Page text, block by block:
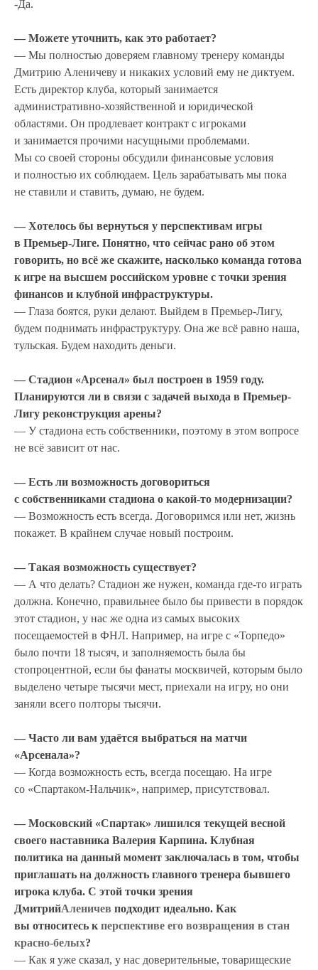
-Да.
— Можете уточнить, как это работает?
— Мы полностью доверяем главному тренеру команды
Дмитрию Аленичеву и никаких условий ему не диктуем.
Есть директор клуба, который занимается
административно-хозяйственной и юридической
областями. Он продлевает контракт с игроками
и занимается прочими насущными проблемами.
Мы со своей стороны обсудили финансовые условия
и полностью их соблюдаем. Цель зарабатывать мы пока
не ставили и ставить, думаю, не будем.
— Хотелось бы вернуться у перспективам игры
в Премьер-Лиге. Понятно, что сейчас рано об этом
говорить, но всё же скажите, насколько команда готова
к игре на высшем российском уровне с точки зрения
финансов и клубной инфраструктуры.
— Глаза боятся, руки делают. Выйдем в Премьер-Лигу,
будем поднимать инфраструктуру. Она же всё равно наша,
тульская. Будем находить деньги.
— Стадион «Арсенал» был построен в 1959 году.
Планируются ли в связи с задачей выхода в Премьер-
Лигу реконструкция арены?
— У стадиона есть собственники, поэтому в этом вопросе
не всё зависит от нас.
— Есть ли возможность договориться
с собственниками стадиона о какой-то модернизации?
— Возможность есть всегда. Договоримся или нет, жизнь
покажет. В крайнем случае новый построим.
— Такая возможность существует?
— А что делать? Стадион же нужен, команда где-то играть
должна. Конечно, правильнее было бы привести в порядок
этот стадион, у нас же одна из самых высоких
посещаемостей в ФНЛ. Например, на игре с «Торпедо»
было почти 18 тысяч, и заполняемость была бы
стопроцентной, если бы фанаты москвичей, которым было
выделено четыре тысячи мест, приехали на игру, но они
заняли всего полторы тысячи.
— Часто ли вам удаётся выбраться на матчи
«Арсенала»?
— Когда возможность есть, всегда посещаю. На игре
со «Спартаком-Нальчик», например, присутствовал.
— Московский «Спартак» лишился текущей весной
своего наставника Валерия Карпина. Клубная
политика на данный момент заключалась в том, чтобы
приглашать на должность главного тренера бывшего
игрока клуба. С этой точки зрения
ДмитрийАленичев подходит идеально. Как
вы относитесь к перспективе его возвращения в стан
красно-белых?
— Как я уже сказал, у нас доверительные, товарищеские